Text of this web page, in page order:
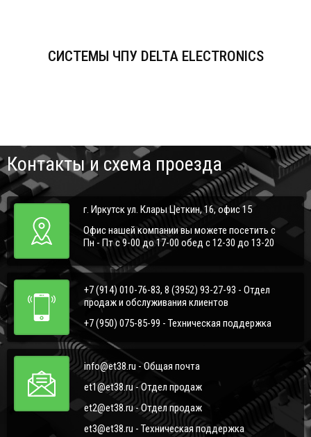
СИСТЕМЫ ЧПУ DELTA ELECTRONICS
Контакты и схема проезда
г. Иркутск ул. Клары Цеткин, 16, офис 15
Офис нашей компании вы можете посетить с
Пн - Пт с 9-00 до 17-00 обед с 12-30 до 13-20
+7 (914) 010-76-83, 8 (3952) 93-27-93 - Отдел
продаж и обслуживания клиентов
+7 (950) 075-85-99 - Техническая поддержка
info@et38.ru - Общая почта
et1@et38.ru - Отдел продаж
et2@et38.ru - Отдел продаж
et3@et38.ru - Техническая поддержка